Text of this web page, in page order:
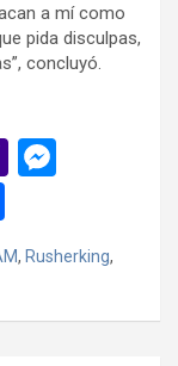
a mí como
pida disculpas,
concluyó.
Y
o
o
n
g
o
m
p
, Rusherking,